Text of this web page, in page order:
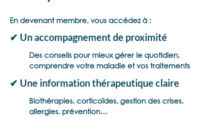
En devenant membre, vous accédez à :
✔ Un accompagnement de proximité
Des conseils pour mieux gérer le quotidien,
comprendre votre maladie et vos traitements
✔ Une information thérapeutique claire
Biothérapies, corticoïdes, gestion des crises,
allergies, prévention…